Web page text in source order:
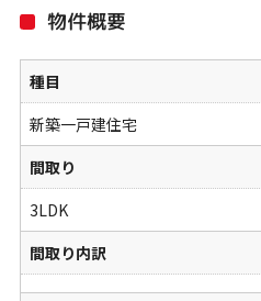
物件概要
種目
新築一戸建住宅
間取り
3LDK
間取り内訳